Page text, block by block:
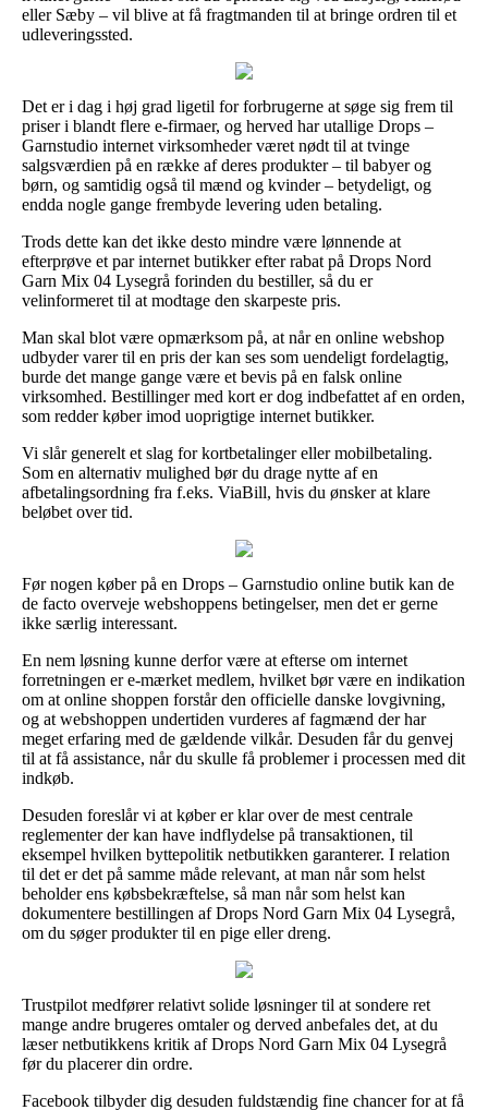
eller Sæby – vil blive at få fragtmanden til at bringe ordren til et
udleveringssted.
Det er i dag i høj grad ligetil for forbrugerne at søge sig frem til
priser i blandt flere e-firmaer, og herved har utallige Drops –
Garnstudio internet virksomheder været nødt til at tvinge
salgsværdien på en række af deres produkter – til babyer og
børn, og samtidig også til mænd og kvinder – betydeligt, og
endda nogle gange frembyde levering uden betaling.
Trods dette kan det ikke desto mindre være lønnende at
efterprøve et par internet butikker efter rabat på Drops Nord
Garn Mix 04 Lysegrå forinden du bestiller, så du er
velinformeret til at modtage den skarpeste pris.
Man skal blot være opmærksom på, at når en online webshop
udbyder varer til en pris der kan ses som uendeligt fordelagtig,
burde det mange gange være et bevis på en falsk online
virksomhed. Bestillinger med kort er dog indbefattet af en orden,
som redder køber imod uoprigtige internet butikker.
Vi slår generelt et slag for kortbetalinger eller mobilbetaling.
Som en alternativ mulighed bør du drage nytte af en
afbetalingsordning fra f.eks. ViaBill, hvis du ønsker at klare
beløbet over tid.
Før nogen køber på en Drops – Garnstudio online butik kan de
de facto overveje webshoppens betingelser, men det er gerne
ikke særlig interessant.
En nem løsning kunne derfor være at efterse om internet
forretningen er e-mærket medlem, hvilket bør være en indikation
om at online shoppen forstår den officielle danske lovgivning,
og at webshoppen undertiden vurderes af fagmænd der har
meget erfaring med de gældende vilkår. Desuden får du genvej
til at få assistance, når du skulle få problemer i processen med dit
indkøb.
Desuden foreslår vi at køber er klar over de mest centrale
reglementer der kan have indflydelse på transaktionen, til
eksempel hvilken byttepolitik netbutikken garanterer. I relation
til det er det på samme måde relevant, at man når som helst
beholder ens købsbekræftelse, så man når som helst kan
dokumentere bestillingen af Drops Nord Garn Mix 04 Lysegrå,
om du søger produkter til en pige eller dreng.
Trustpilot medfører relativt solide løsninger til at sondere ret
mange andre brugeres omtaler og derved anbefales det, at du
læser netbutikkens kritik af Drops Nord Garn Mix 04 Lysegrå
før du placerer din ordre.
Facebook tilbyder dig desuden fuldstændig fine chancer for at få